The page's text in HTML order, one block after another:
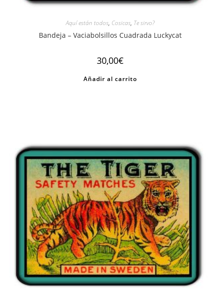
Aquí están todos, Cosicas, Te sirvo?
Bandeja – Vaciabolsillos Cuadrada Luckycat
30,00€
Añadir al carrito